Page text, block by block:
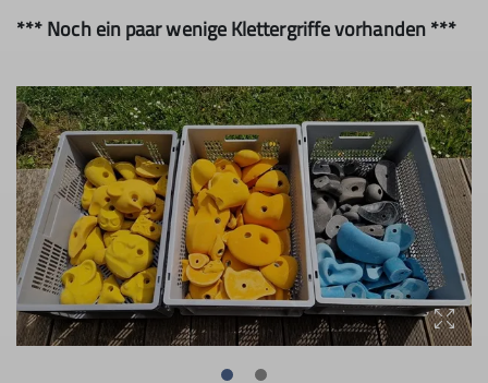
*** Noch ein paar wenige Klettergriffe vorhanden ***